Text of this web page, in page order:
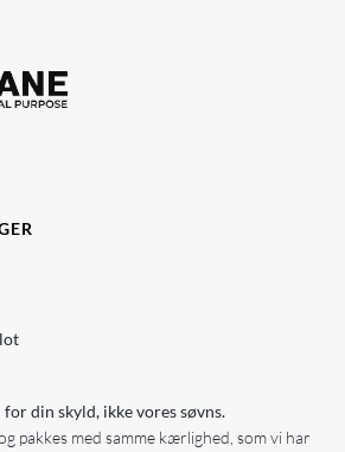
din skyld, ikke vores søvns.
pakkes med samme kærlighed, som vi har